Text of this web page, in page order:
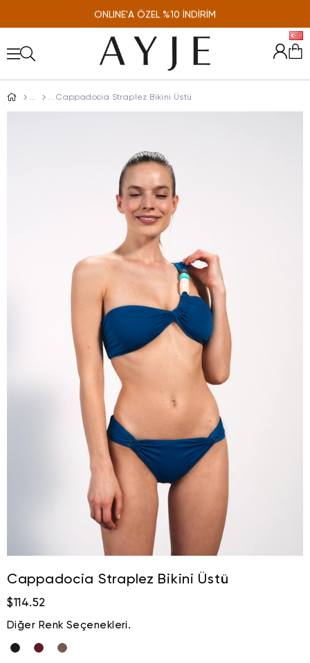
ONLINE'A ÖZEL %10 İNDİRİM
Cappadocia Straplez Bikini Üstü
Cappadocia Straplez Bikini Üstü
$114.52
Diğer Renk Seçenekleri.